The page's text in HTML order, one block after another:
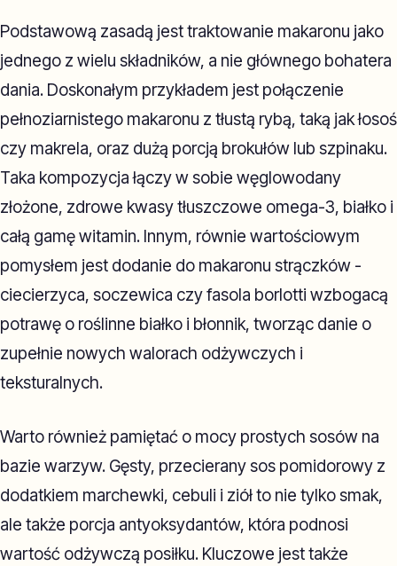
Podstawową zasadą jest traktowanie makaronu jako
jednego z wielu składników, a nie głównego bohatera
dania. Doskonałym przykładem jest połączenie
pełnoziarnistego makaronu z tłustą rybą, taką jak łosoś
czy makrela, oraz dużą porcją brokułów lub szpinaku.
Taka kompozycja łączy w sobie węglowodany
złożone, zdrowe kwasy tłuszczowe omega-3, białko i
całą gamę witamin. Innym, równie wartościowym
pomysłem jest dodanie do makaronu strączków -
ciecierzyca, soczewica czy fasola borlotti wzbogacą
potrawę o roślinne białko i błonnik, tworząc danie o
zupełnie nowych walorach odżywczych i
teksturalnych.
Warto również pamiętać o mocy prostych sosów na
bazie warzyw. Gęsty, przecierany sos pomidorowy z
dodatkiem marchewki, cebuli i ziół to nie tylko smak,
ale także porcja antyoksydantów, która podnosi
wartość odżywczą posiłku. Kluczowe jest także